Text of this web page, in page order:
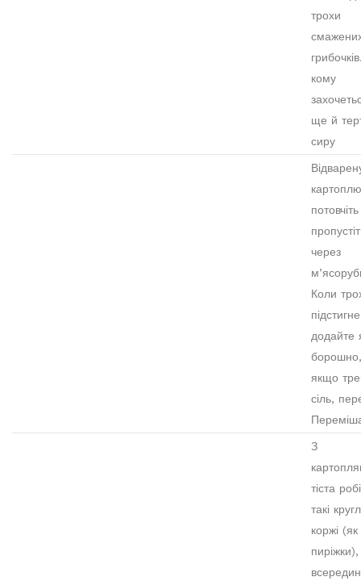
трохи
кому
ще й
сиру
картоплю
через
Коли
додайте
борошно,
якщо
сіль,
З
тіста
такі
коржі